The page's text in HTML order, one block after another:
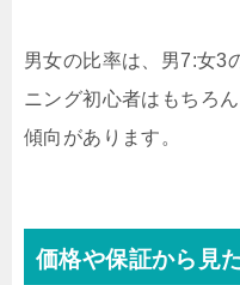
男女の比率は、男7:女3
ニング初心者はもちろ
傾向があります。
価格や保証から見